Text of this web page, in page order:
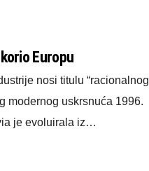
Europu
nosi titulu “racionalnog
modernog uskrsnuća 1996.
je evoluirala iz…